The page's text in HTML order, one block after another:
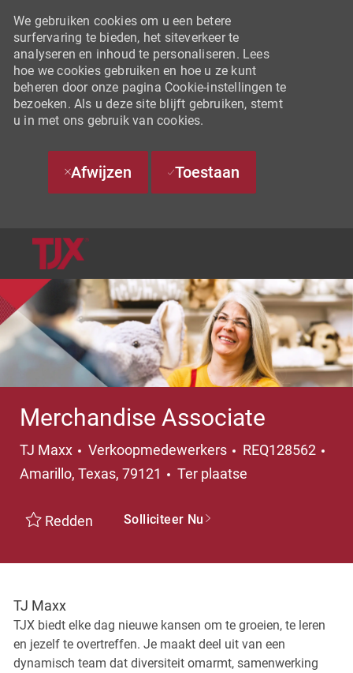
We gebruiken cookies om u een betere
surfervaring te bieden, het siteverkeer te
analyseren en inhoud te personaliseren. Lees
hoe we cookies gebruiken en hoe u ze kunt
beheren door onze pagina Cookie-instellingen te
bezoeken. Als u deze site blijft gebruiken, stemt
u in met ons gebruik van cookies.
Afwijzen Toestaan
Merchandise Associate
TJ Maxx Categorie
Verkoopmedewerkers REQ128562
Amarillo, Texas, 79121
Ter plaatse
Redden Solliciteer Nu
TJ Maxx
TJX biedt elke dag nieuwe kansen om te groeien, te leren
en jezelf te overtreffen. Je maakt deel uit van een
dynamisch team dat diversiteit omarmt, samenwerking